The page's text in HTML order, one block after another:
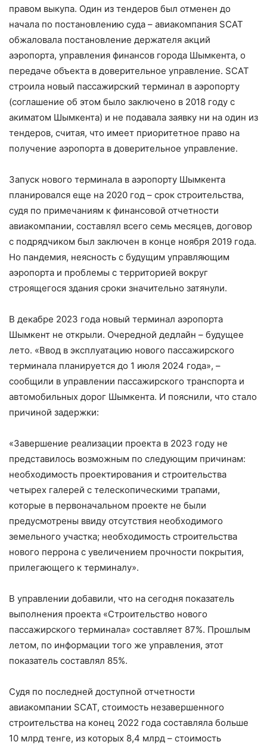
правом выкупа. Один из тендеров был отменен до
начала по постановлению суда – авиакомпания SCAT
обжаловала постановление держателя акций
аэропорта, управления финансов города Шымкента, о
передаче объекта в доверительное управление. SCAT
строила новый пассажирский терминал в аэропорту
(соглашение об этом было заключено в 2018 году с
акиматом Шымкента) и не подавала заявку ни на один из
тендеров, считая, что имеет приоритетное право на
получение аэропорта в доверительное управление.
Запуск нового терминала в аэропорту Шымкента
планировался еще на 2020 год – срок строительства,
судя по примечаниям к финансовой отчетности
авиакомпании, составлял всего семь месяцев, договор
с подрядчиком был заключен в конце ноября 2019 года.
Но пандемия, неясность с будущим управляющим
аэропорта и проблемы с территорией вокруг
строящегося здания сроки значительно затянули.
В декабре 2023 года новый терминал аэро­порта
Шымкент не открыли. Очередной дедлайн – будущее
лето. «Ввод в эксплуатацию нового пассажирского
терминала планируется до 1 июля 2024 года», –
сообщили в управлении пассажирского транспорта и
авто­мобильных дорог Шымкента. И пояснили, что стало
причиной задержки:
«Завершение реализации проекта в 2023 году не
представилось возможным по следующим причинам:
необходимость проектирования и строительства
четырех галерей с телескопическими трапами,
которые в первоначальном проекте не были
предусмотрены ввиду отсутствия необходимого
земельного участка; необходимость строительства
нового перрона с увеличением прочности покрытия,
прилегающего к терминалу».
В управлении добавили, что на сегодня показатель
выполнения проекта «Строительство нового
пассажирского терминала» составляет 87%. Прошлым
летом, по информации того же управления, этот
показатель составлял 85%.
Судя по последней доступной отчетности
авиакомпании SCAT, стоимость незавершенного
строительства на конец 2022 года составляла больше
10 млрд тенге, из которых 8,4 млрд – стоимость